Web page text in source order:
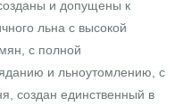
и допущены к
льна с высокой
с полной
и льноутомлению, с
создан единственный в